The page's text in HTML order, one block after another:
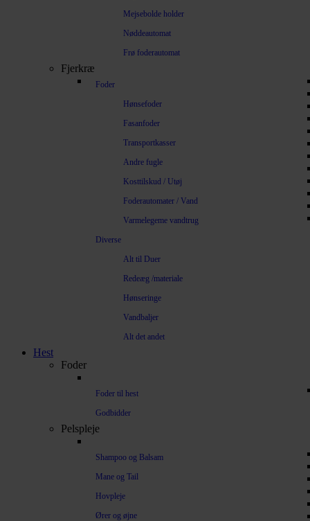
Mejsebolde holder
Nøddeautomat
Frø foderautomat
Fjerkræ
Foder
Hønsefoder
Fasanfoder
Transportkasser
Andre fugle
Kosttilskud / Utøj
Foderautomater / Vand
Varmelegeme vandtrug
Diverse
Alt til Duer
Redeæg /materiale
Hønseringe
Vandbaljer
Alt det andet
Hest
Foder
Foder til hest
Godbidder
Pelspleje
Shampoo og Balsam
Mane og Tail
Hovpleje
Ører og øjne